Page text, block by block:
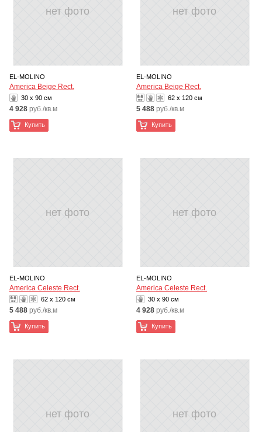
нет фото
EL-MOLINO
America Beige Rect.
30 x 90 см
4 928 руб./кв.м
Купить
нет фото
EL-MOLINO
America Beige Rect.
62 x 120 см
5 488 руб./кв.м
Купить
нет фото
EL-MOLINO
America Celeste Rect.
62 x 120 см
5 488 руб./кв.м
Купить
нет фото
EL-MOLINO
America Celeste Rect.
30 x 90 см
4 928 руб./кв.м
Купить
нет фото нет фото